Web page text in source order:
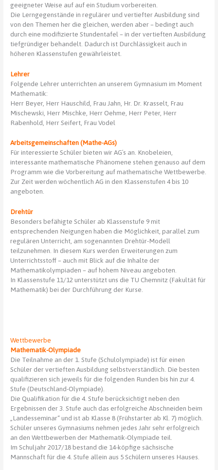
geeigneter Weise auf auf ein Studium vorbereiten.
Die Lerngegenstände in regulärer und vertiefter Ausbildung sind
von den Themen her die gleichen, werden aber – bedingt auch
durch eine modifizierte Stundentafel – in der vertieften Ausbildung
tiefgründiger behandelt. Dadurch ist Durchlässigkeit auch in
höheren Klassenstufen gewährleistet.
Lehrer
Folgende Lehrer unterrichten an unserem Gymnasium im Moment
Mathematik:
Herr Beyer, Herr Hauschild, Frau Jahn, Hr. Dr. Krasselt, Frau
Mischewski, Herr Mischke, Herr Oehme, Herr Peter, Herr
Rabenhold, Herr Seifert, Frau Vodel
Arbeitsgemeinschaften (Mathe-AGs)
Für interessierte Schüler bieten wir AG´s an. Knobeleien,
interessante mathematische Phänomene stehen genauso auf dem
Programm wie die Vorbereitung auf mathematische Wettbewerbe.
Zur Zeit werden wöchentlich AG in den Klassenstufen 4 bis 10
angeboten.
Drehtür
Besonders befähigte Schüler ab Klassenstufe 9 mit
entsprechenden Neigungen haben die Möglichkeit, parallel zum
regulären Unterricht, am sogenannten Drehtür-Modell
teilzunehmen. In diesem Kurs werden Erweiterungen zum
Unterrichtsstoff – auch mit Blick auf die Inhalte der
Mathematikolympiaden – auf hohem Niveau angeboten.
In Klassenstufe 11/12 unterstützt uns die TU Chemnitz (Fakultät für
Mathematik) bei der Durchführung der Kurse.
Wettbewerbe
Mathematik-Olympiade
Die Teilnahme an der 1. Stufe (Schulolympiade) ist für einen
Schüler der vertieften Ausbildung selbstverständlich. Die besten
qualifizieren sich jeweils für die folgenden Runden bis hin zur 4.
Stufe (Deutschland-Olympiade).
Die Qualifikation für die 4. Stufe berücksichtigt neben den
Ergebnissen der 3. Stufe auch das erfolgreiche Abschneiden beim
„Landesseminar“ und ist ab Klasse 8 (Frühstarter ab Kl. 7) möglich.
Schüler unseres Gymnasiums nehmen jedes Jahr sehr erfolgreich
an den Wettbewerben der Mathematik-Olympiade teil.
Im Schuljahr 2017/18 bestand die 14-köpfige sächsische
Mannschaft für die 4. Stufe allein aus 5 Schülern unseres Hauses.